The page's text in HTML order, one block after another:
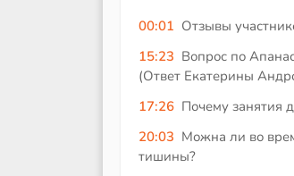
00:01 Отзывы
15:23 Вопрос по
(Ответ Екатерины
17:26 Почему занятия
20:03 Можна ли во
тишины?